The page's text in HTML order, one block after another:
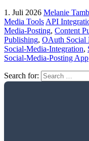
1. Juli 2026 Melanie
Media Tools API
Media-Posting, Content
Publishing, OAuth Social
Social-Media-Integration,
Social-Media-Posting App
Search for: